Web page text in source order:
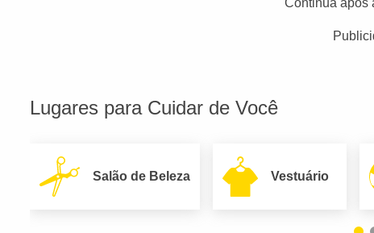
Continua após
Lugares para Cuidar de Você
Salão de Beleza Vestuário